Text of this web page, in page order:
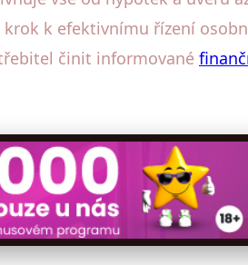
k efektivnímu řízení
činit informované